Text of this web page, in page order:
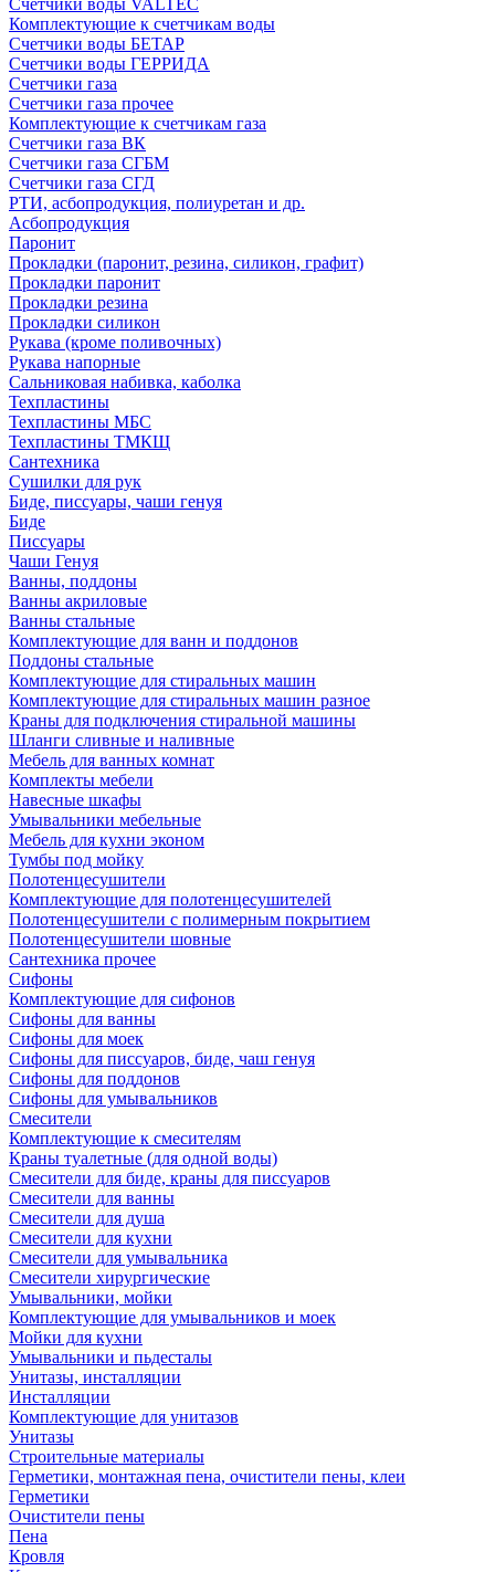
Счетчики воды VALTEC
Комплектующие к счетчикам воды
Счетчики воды БЕТАР
Счетчики воды ГЕРРИДА
Счетчики газа
Счетчики газа прочее
Комплектующие к счетчикам газа
Счетчики газа ВК
Счетчики газа СГБМ
Счетчики газа СГД
РТИ, асбопродукция, полиуретан и др.
Асбопродукция
Паронит
Прокладки (паронит, резина, силикон, графит)
Прокладки паронит
Прокладки резина
Прокладки силикон
Рукава (кроме поливочных)
Рукава напорные
Сальниковая набивка, каболка
Техпластины
Техпластины МБС
Техпластины ТМКЩ
Сантехника
Сушилки для рук
Биде, писсуары, чаши генуя
Биде
Писсуары
Чаши Генуя
Ванны, поддоны
Ванны акриловые
Ванны стальные
Комплектующие для ванн и поддонов
Поддоны стальные
Комплектующие для стиральных машин
Комплектующие для стиральных машин разное
Краны для подключения стиральной машины
Шланги сливные и наливные
Мебель для ванных комнат
Комплекты мебели
Навесные шкафы
Умывальники мебельные
Мебель для кухни эконом
Тумбы под мойку
Полотенцесушители
Комплектующие для полотенцесушителей
Полотенцесушители с полимерным покрытием
Полотенцесушители шовные
Сантехника прочее
Сифоны
Комплектующие для сифонов
Сифоны для ванны
Сифоны для моек
Сифоны для писсуаров, биде, чаш генуя
Сифоны для поддонов
Сифоны для умывальников
Смесители
Комплектующие к смесителям
Краны туалетные (для одной воды)
Смесители для биде, краны для писсуаров
Смесители для ванны
Смесители для душа
Смесители для кухни
Смесители для умывальника
Смесители хирургические
Умывальники, мойки
Комплектующие для умывальников и моек
Мойки для кухни
Умывальники и пьдесталы
Унитазы, инсталляции
Инсталляции
Комплектующие для унитазов
Унитазы
Строительные материалы
Герметики, монтажная пена, очистители пены, клеи
Герметики
Очистители пены
Пена
Кровля